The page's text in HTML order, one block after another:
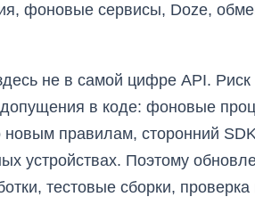
фоновые сервисы, Doze,
не в самой цифре API.
в коде: фоновые
правилам, сторонний
устройствах. Поэтому
тестовые сборки,